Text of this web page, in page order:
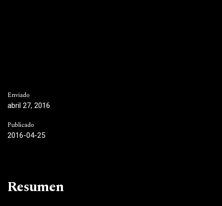
Enviado
abril 27, 2016
Publicado
2016-04-25
Resumen